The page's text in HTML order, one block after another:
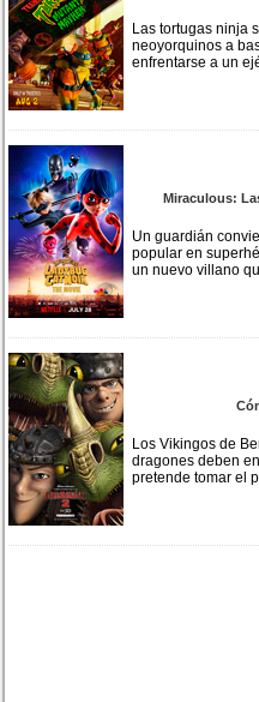
Las tortugas ninja
neoyorquinos a
enfrentarse a un
Miraculous:
Un guardián
popular en
un nuevo villano
Los Vikingos de
dragones deben
pretende tomar el